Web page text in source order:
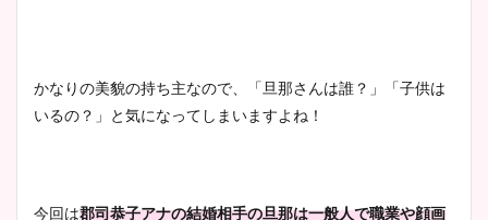
かなりの美貌の持ち主なので、「旦那さんは誰？」「子供は
いるの？」と気になってしまいますよね！
今回は郡司恭子アナの結婚相手の旦那は一般人で職業や顔画